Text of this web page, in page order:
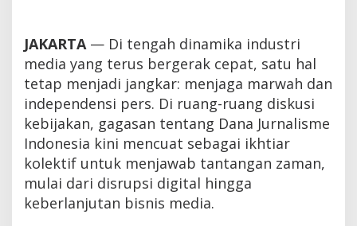
JAKARTA— Di tengah dinamika industri
media yang terus bergerak cepat, satu hal
tetap menjadi jangkar: menjaga marwah dan
independensi pers. Di ruang-ruang diskusi
kebijakan, gagasan tentang Dana Jurnalisme
Indonesia kini mencuat sebagai ikhtiar
kolektif untuk menjawab tantangan zaman,
mulai dari disrupsi digital hingga
keberlanjutan bisnis media.